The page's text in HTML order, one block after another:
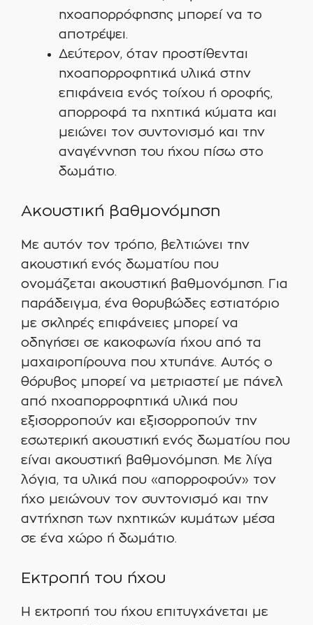
ηχοαπορρόφησης μπορεί να το
αποτρέψει.
Δεύτερον, όταν προστίθενται
ηχοαπορροφητικά υλικά στην
επιφάνεια ενός τοίχου ή οροφής,
απορροφά τα ηχητικά κύματα και
μειώνει τον συντονισμό και την
αναγέννηση του ήχου πίσω στο
δωμάτιο.
Ακουστική βαθμονόμηση
Με αυτόν τον τρόπο, βελτιώνει την
ακουστική ενός δωματίου που
ονομάζεται ακουστική βαθμονόμηση. Για
παράδειγμα, ένα θορυβώδες εστιατόριο
με σκληρές επιφάνειες μπορεί να
οδηγήσει σε κακοφωνία ήχου από τα
μαχαιροπίρουνα που χτυπάνε. Αυτός ο
θόρυβος μπορεί να μετριαστεί με πάνελ
από ηχοαπορροφητικά υλικά που
εξισορροπούν και εξισορροπούν την
εσωτερική ακουστική ενός δωματίου που
είναι ακουστική βαθμονόμηση. Με λίγα
λόγια, τα υλικά που «απορροφούν» τον
ήχο μειώνουν τον συντονισμό και την
αντήχηση των ηχητικών κυμάτων μέσα
σε ένα χώρο ή δωμάτιο.
Εκτροπή του ήχου
Η εκτροπή του ήχου επιτυγχάνεται με